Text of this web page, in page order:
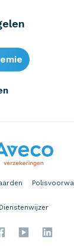
Dienstenwijzer